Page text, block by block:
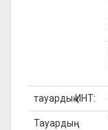
тауардың ИНТ:
Тауардың